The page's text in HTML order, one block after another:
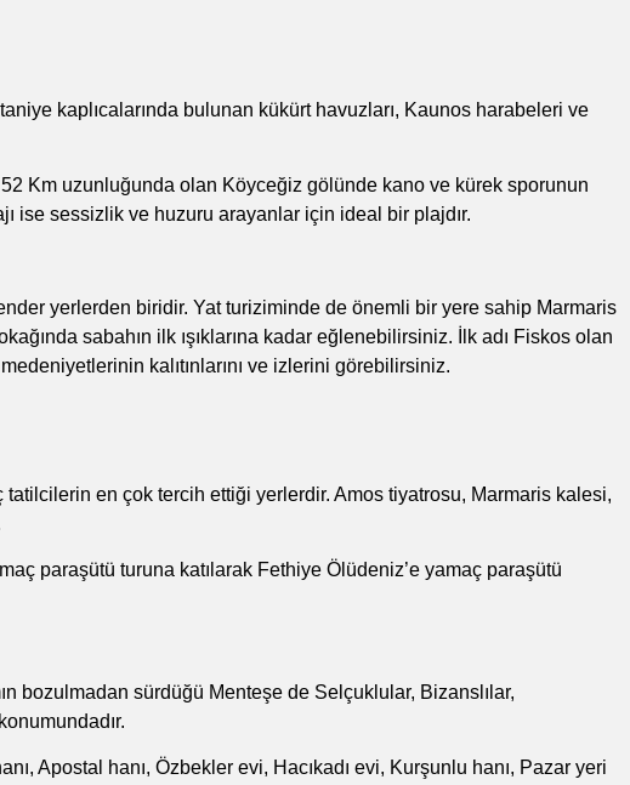
kaplıcalarında bulunan kükürt havuzları, Kaunos harabeleri ve
Km uzunluğunda olan Köyceğiz gölünde kano ve kürek sporunun
ise sessizlik ve huzuru arayanlar için ideal bir plajdır.
yerlerden biridir. Yat turiziminde de önemli bir yere sahip Marmaris
sabahın ilk ışıklarına kadar eğlenebilirsiniz. İlk adı Fiskos olan
kalıtınlarını ve izlerini görebilirsiniz.
en çok tercih ettiği yerlerdir. Amos tiyatrosu, Marmaris kalesi,
paraşütü turuna katılarak Fethiye Ölüdeniz’e yamaç paraşütü
bozulmadan sürdüğü Menteşe de Selçuklular, Bizanslılar,
Apostal hanı, Özbekler evi, Hacıkadı evi, Kurşunlu hanı, Pazar yeri